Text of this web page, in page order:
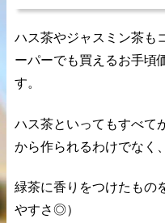
ハス茶やジャスミン茶も
ーパーでも買えるお手頃
す。
ハス茶といってもすべて
から作られるわけでなく、
緑茶に香りをつけたもの
やすさ◎）